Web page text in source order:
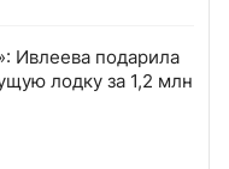
Ивлеева подарила
лодку за 1,2 млн